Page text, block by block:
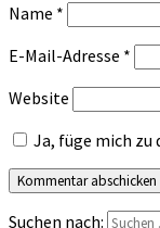
Name *
E-Mail-Adresse *
Website
Ja, füge mich
Suchen nach: